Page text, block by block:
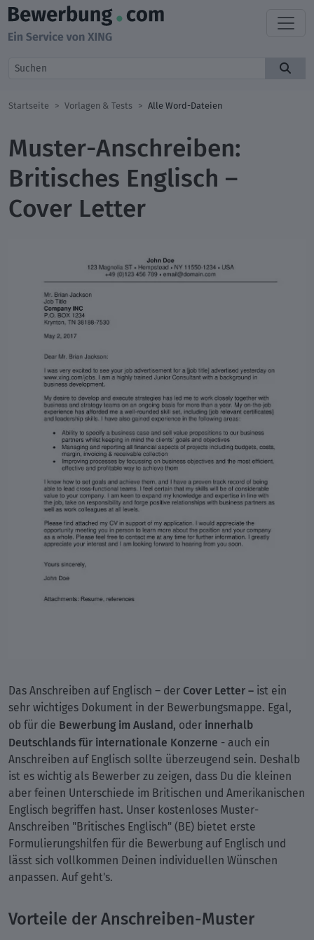
Startseite Vorlagen & Tests Alle Word-Dateien
Muster-Anschreiben:
Britisches Englisch –
Cover Letter
Das Anschreiben auf Englisch – derCover Letter – ist ein
sehr wichtiges Dokument in der Bewerbungsmappe. Egal,
ob für die Bewerbung im Ausland, oder innerhalb
Deutschlands für internationale Konzerne - auch ein
Anschreiben auf Englisch sollte überzeugend sein. Deshalb
ist es wichtig als Bewerber zu zeigen, dass Du die kleinen
aber feinen Unterschiede im Britischen und Amerikanischen
Englisch begriffen hast. Unser kostenloses Muster-
Anschreiben "Britisches Englisch" (BE) bietet erste
Formulierungshilfen für die Bewerbung auf Englisch und
lässt sich vollkommen Deinen individuellen Wünschen
anpassen. Auf geht's.
Vorteile der Anschreiben-Muster